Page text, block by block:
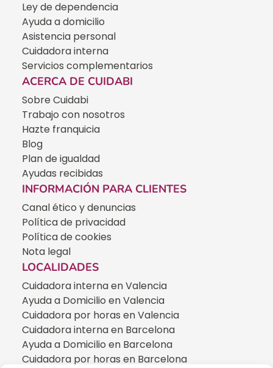
Ley de dependencia
Ayuda a domicilio
Asistencia personal
Cuidadora interna
Servicios complementarios
ACERCA DE CUIDABI
Sobre Cuidabi
Trabajo con nosotros
Hazte franquicia
Blog
Plan de igualdad
Ayudas recibidas
INFORMACIÓN PARA CLIENTES
Canal ético y denuncias
Política de privacidad
Política de cookies
Nota legal
LOCALIDADES
Cuidadora interna en Valencia
Ayuda a Domicilio en Valencia
Cuidadora por horas en Valencia
Cuidadora interna en Barcelona
Ayuda a Domicilio en Barcelona
Cuidadora por horas en Barcelona